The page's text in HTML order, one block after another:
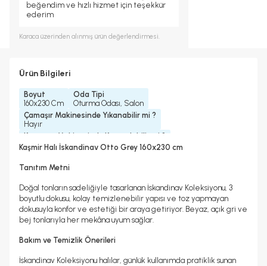
beğendim ve hızlı hizmet için teşekkür
ederim
Karaca üzerinden alınmış ürün değerlendirmesi.
Ürün Bilgileri
Boyut
160x230 Cm
Oda Tipi
Oturma Odası, Salon
Çamaşır Makinesinde Yıkanabilir mi ?
Hayır
Kurutma Makinesinde Kurutulabilir mi ?
Hayır
Hayır
Kaşmir Halı İskandinav Otto Grey 160x230 cm
Tanıtım Metni
Doğal tonların sadeliğiyle tasarlanan İskandinav Koleksiyonu, 3
boyutlu dokusu, kolay temizlenebilir yapısı ve toz yapmayan
dokusuyla konfor ve estetiği bir araya getiriyor. Beyaz, açık gri ve
bej tonlarıyla her mekâna uyum sağlar.
Bakım ve Temizlik Önerileri
İskandinav Koleksiyonu halılar, günlük kullanımda pratiklik sunan